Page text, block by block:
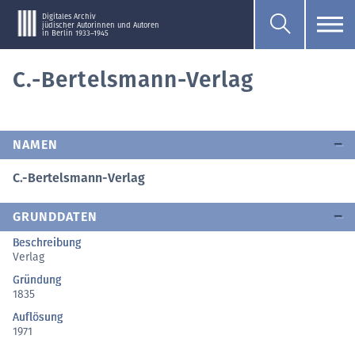
Digitales Archiv
jüdischer Autorinnen und Autoren
in Berlin 1933–1945
C.-Bertelsmann-Verlag
NAMEN
C.-Bertelsmann-Verlag
GRUNDDATEN
Beschreibung
Verlag
Gründung
1835
Auflösung
1971